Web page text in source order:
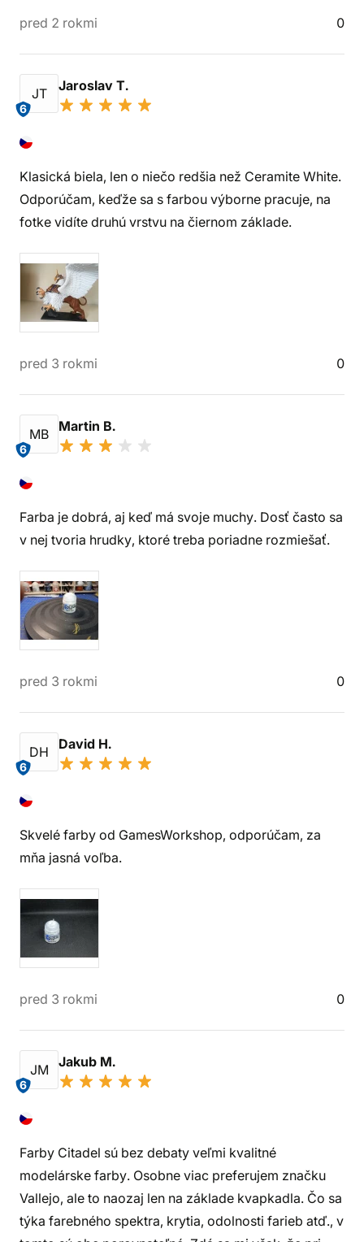
pred 2 rokmi 0
JT
6
Jaroslav T.
Klasická biela, len o niečo redšia než Ceramite White.
Odporúčam, keďže sa s farbou výborne pracuje, na
fotke vidíte druhú vrstvu na čiernom základe.
pred 3 rokmi 0
MB
6
Martin B.
Farba je dobrá, aj keď má svoje muchy. Dosť často sa
v nej tvoria hrudky, ktoré treba poriadne rozmiešať.
pred 3 rokmi 0
DH
6
David H.
Skvelé farby od GamesWorkshop, odporúčam, za
mňa jasná voľba.
pred 3 rokmi 0
JM
6
Jakub M.
Farby Citadel sú bez debaty veľmi kvalitné
modelárske farby. Osobne viac preferujem značku
Vallejo, ale to naozaj len na základe kvapkadla. Čo sa
týka farebného spektra, krytia, odolnosti farieb atď., v